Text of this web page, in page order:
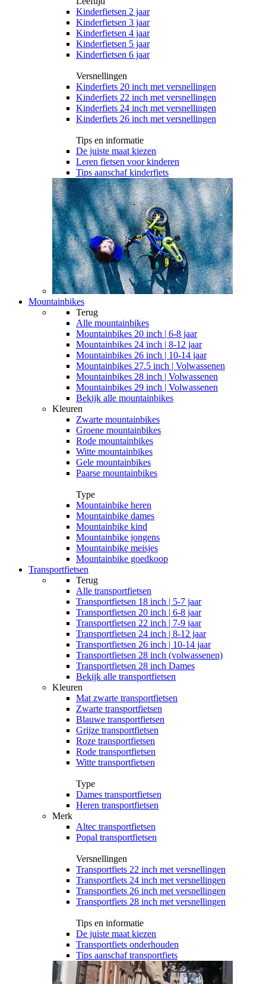
Kinderfietsen 2 jaar
Kinderfietsen 3 jaar
Kinderfietsen 4 jaar
Kinderfietsen 5 jaar
Kinderfietsen 6 jaar
Versnellingen
Kinderfiets 20 inch met versnellingen
Kinderfiets 22 inch met versnellingen
Kinderfiets 24 inch met versnellingen
Kinderfiets 26 inch met versnellingen
Tips en informatie
De juiste maat kiezen
Leren fietsen voor kinderen
Tips aanschaf kinderfiets
Mountainbikes
Terug
Alle mountainbikes
Mountainbikes 20 inch | 6-8 jaar
Mountainbikes 24 inch | 8-12 jaar
Mountainbikes 26 inch | 10-14 jaar
Mountainbikes 27.5 inch | Volwassenen
Mountainbikes 28 inch | Volwassenen
Mountainbikes 29 inch | Volwassenen
Bekijk alle mountainbikes
Kleuren
Zwarte mountainbikes
Groene mountainbikes
Rode mountainbikes
Witte mountainbikes
Gele mountainbikes
Paarse mountainbikes
Type
Mountainbike heren
Mountainbike dames
Mountainbike kind
Mountainbike jongens
Mountainbike meisjes
Mountainbike goedkoop
Transportfietsen
Terug
Alle transportfietsen
Transportfietsen 18 inch | 5-7 jaar
Transportfietsen 20 inch | 6-8 jaar
Transportfietsen 22 inch | 7-9 jaar
Transportfietsen 24 inch | 8-12 jaar
Transportfietsen 26 inch | 10-14 jaar
Transportfietsen 28 inch (volwassenen)
Transportfietsen 28 inch Dames
Bekijk alle transportfietsen
Kleuren
Mat zwarte transportfietsen
Zwarte transportfietsen
Blauwe transportfietsen
Grijze transportfietsen
Roze transportfietsen
Rode transportfietsen
Witte transportfietsen
Type
Dames transportfietsen
Heren transportfietsen
Merk
Altec transportfietsen
Popal transportfietsen
Versnellingen
Transportfiets 22 inch met versnellingen
Transportfiets 24 inch met versnellingen
Transportfiets 26 inch met versnellingen
Transportfiets 28 inch met versnellingen
Tips en informatie
De juiste maat kiezen
Transportfiets onderhouden
Tips aanschaf transportfiets